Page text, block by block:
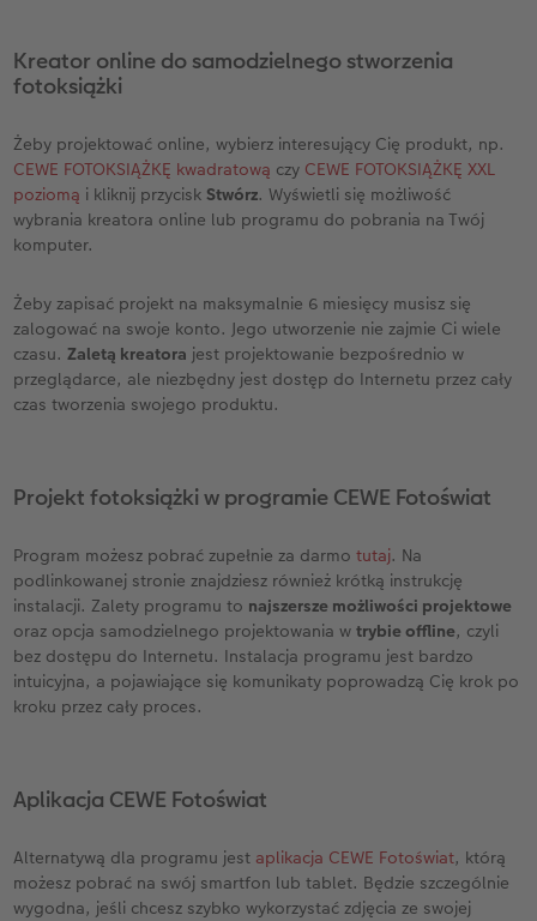
Kreator online do samodzielnego stworzenia
fotoksiążki
Żeby projektować online, wybierz interesujący Cię produkt, np.
CEWE FOTOKSIĄŻKĘ kwadratową czy CEWE FOTOKSIĄŻKĘ XXL
poziomą i kliknij przycisk Stwórz. Wyświetli się możliwość
wybrania kreatora online lub programu do pobrania na Twój
komputer.
Żeby zapisać projekt na maksymalnie 6 miesięcy musisz się
zalogować na swoje konto. Jego utworzenie nie zajmie Ci wiele
czasu.Zaletą kreatora jest projektowanie bezpośrednio w
przeglądarce, ale niezbędny jest dostęp do Internetu przez cały
czas tworzenia swojego produktu.
Projekt fotoksiążki w programie CEWE Fotoświat
Program możesz pobrać zupełnie za darmotutaj. Na
podlinkowanej stronie znajdziesz również krótką instrukcję
instalacji. Zalety programu to najszersze możliwości projektowe
oraz opcja samodzielnego projektowania wtrybie offline, czyli
bez dostępu do Internetu. Instalacja programu jest bardzo
intuicyjna, a pojawiające się komunikaty poprowadzą Cię krok po
kroku przez cały proces.
Aplikacja CEWE Fotoświat
Alternatywą dla programu jest aplikacja CEWE Fotoświat, którą
możesz pobrać na swój smartfon lub tablet. Będzie szczególnie
wygodna, jeśli chcesz szybko wykorzystać zdjęcia ze swojej